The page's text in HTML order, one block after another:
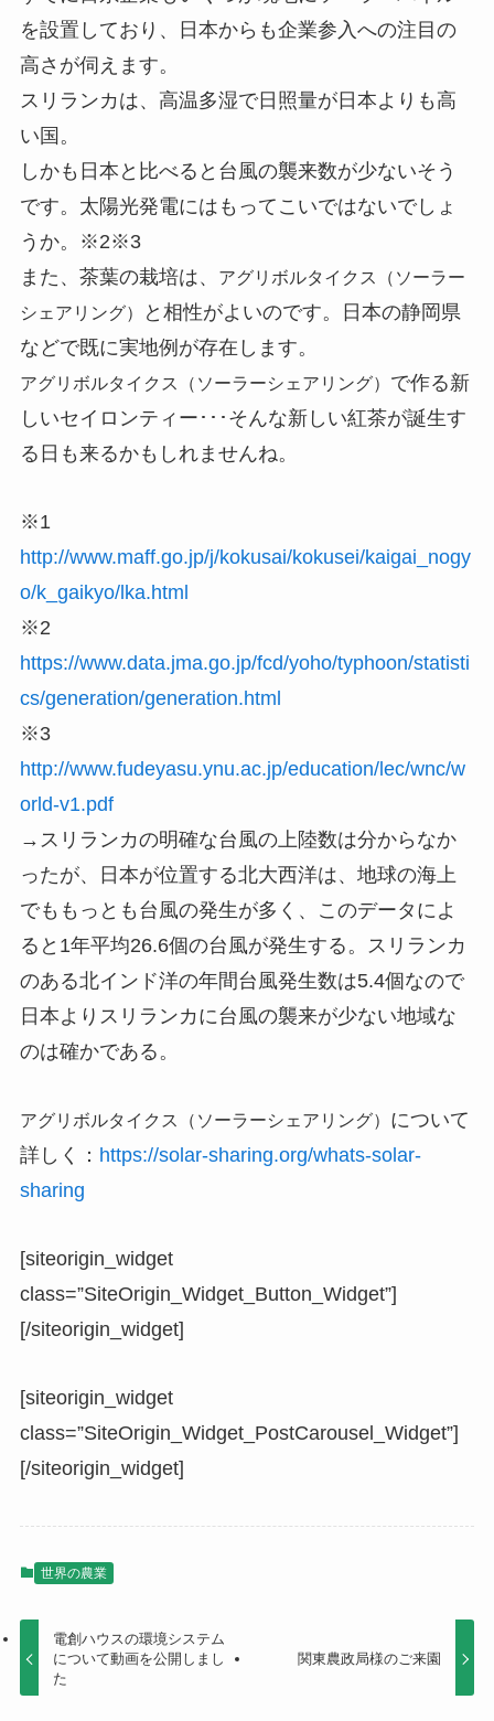
を設置しており、日本からも企業参入への注目の
高さが伺えます。
スリランカは、高温多湿で日照量が日本よりも高
い国。
しかも日本と比べると台風の襲来数が少ないそう
です。太陽光発電にはもってこいではないでしょ
うか。※2※3
また、茶葉の栽培は、
アグリボルタイクス（ソーラー
シェアリング）
と相性がよいのです。日本の静岡県
などで既に実地例が存在します。
アグリボルタイクス（ソーラーシェアリング） で作る新
しいセイロンティー･･･そんな新しい紅茶が誕生す
る日も来るかもしれませんね。
※1
http://www.maff.go.jp/j/kokusai/kokusei/kaigai_nogy
o/k_gaikyo/lka.html
※2
https://www.data.jma.go.jp/fcd/yoho/typhoon/statisti
cs/generation/generation.html
※3
http://www.fudeyasu.ynu.ac.jp/education/lec/wnc/w
orld-v1.pdf
→スリランカの明確な台風の上陸数は分からなか
ったが、日本が位置する北大西洋は、地球の海上
でももっとも台風の発生が多く、
このデータによ
ると1年平均26.6個の台風が発生する。 スリランカ
のある北インド洋の年間台風発生数は5.4個なので
日本よりスリランカに台風の襲来が少ない地域な
のは確かである。
アグリボルタイクス（ソーラーシェアリング） について
詳しく： https://solar-sharing.org/whats-solar-
sharing
[siteorigin_widget
class=”SiteOrigin_Widget_Button_Widget”]
[/siteorigin_widget]
[siteorigin_widget
class=”SiteOrigin_Widget_PostCarousel_Widget”]
[/siteorigin_widget]
世界の農業
電創ハウスの環境システム
について動画を公開しまし
た
関東農政局様のご来園